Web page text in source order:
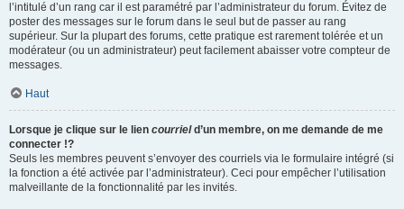
l’intitulé d’un rang car il est paramétré par l’administrateur du forum. Évitez de
poster des messages sur le forum dans le seul but de passer au rang
supérieur. Sur la plupart des forums, cette pratique est rarement tolérée et un
modérateur (ou un administrateur) peut facilement abaisser votre compteur de
messages.
Haut
Lorsque je clique sur le lien courrield’un membre, on me demande de me
connecter !?
Seuls les membres peuvent s’envoyer des courriels via le formulaire intégré (si
la fonction a été activée par l’administrateur). Ceci pour empêcher l’utilisation
malveillante de la fonctionnalité par les invités.